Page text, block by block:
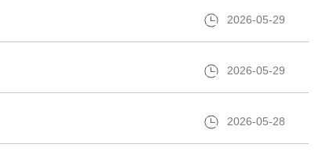
2026-05-29
2026-05-29
2026-05-28